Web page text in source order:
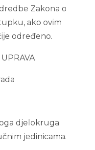
Zakona o
ako ovim
određeno.
djelokruga
jedinicama.